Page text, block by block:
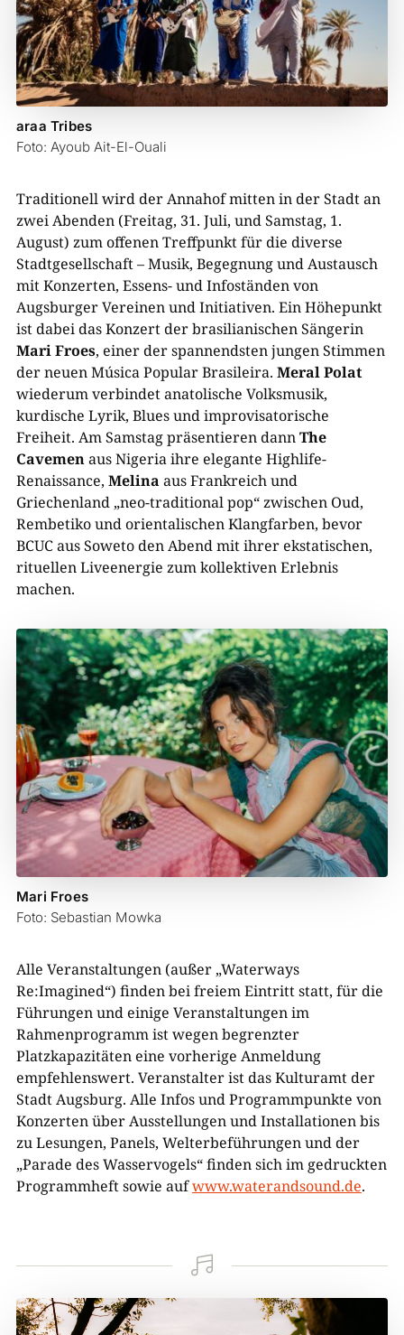
araa Tribes
Foto: Ayoub Ait-El-Ouali
Traditionell wird der Annahof mitten in der Stadt an
zwei Abenden (Freitag, 31. Juli, und Samstag, 1.
August) zum offenen Treffpunkt für die diverse
Stadtgesellschaft – Musik, Begegnung und Austausch
mit Konzerten, Essens- und Infoständen von
Augsburger Vereinen und Initiativen. Ein Höhepunkt
ist dabei das Konzert der brasilianischen Sängerin
Mari Froes, einer der spannendsten jungen Stimmen
der neuen Música Popular Brasileira. Meral Polat
wiederum verbindet anatolische Volksmusik,
kurdische Lyrik, Blues und improvisatorische
Freiheit. Am Samstag präsentieren dannThe
Cavemenaus Nigeria ihre elegante Highlife-
Renaissance, Melina aus Frankreich und
Griechenland „neo-traditional pop“ zwischen Oud,
Rembetiko und orientalischen Klangfarben, bevor
BCUC aus Soweto den Abend mit ihrer ekstatischen,
rituellen Liveenergie zum kollektiven Erlebnis
machen.
Mari Froes
Foto: Sebastian Mowka
Alle Veranstaltungen (außer „Waterways
Re:Imagined“) finden bei freiem Eintritt statt, für die
Führungen und einige Veranstaltungen im
Rahmenprogramm ist wegen begrenzter
Platzkapazitäten eine vorherige Anmeldung
empfehlenswert. Veranstalter ist das Kulturamt der
Stadt Augsburg. Alle Infos und Programmpunkte von
Konzerten über Ausstellungen und Installationen bis
zu Lesungen, Panels, Welterbeführungen und der
„Parade des Wasservogels“ finden sich im gedruckten
Programmheft sowie aufwww.waterandsound.de.
